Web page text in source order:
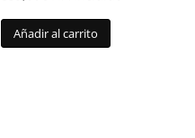
Añadir al carrito